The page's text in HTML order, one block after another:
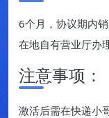
6个月，协议期内
在地自有营业厅办
注意事项：
激活后需在快递小